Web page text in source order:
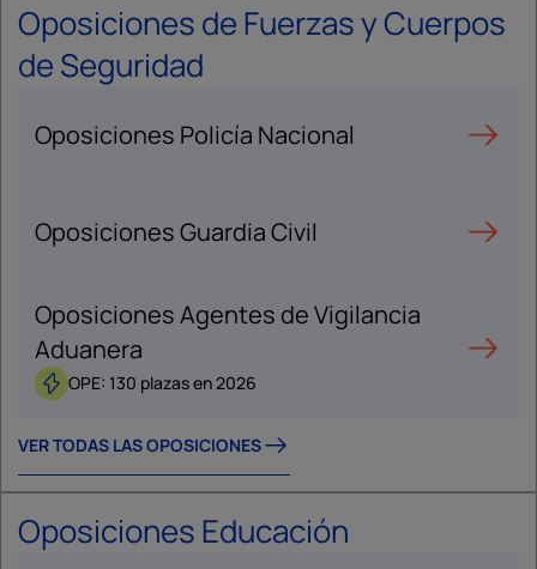
Oposiciones de Fuerzas y Cuerpos
de Seguridad
Oposiciones Policía Nacional
Oposiciones Guardia Civil
Oposiciones Agentes de Vigilancia
Aduanera
OPE: 130 plazas en 2026
VER TODAS LAS OPOSICIONES
Oposiciones Educación